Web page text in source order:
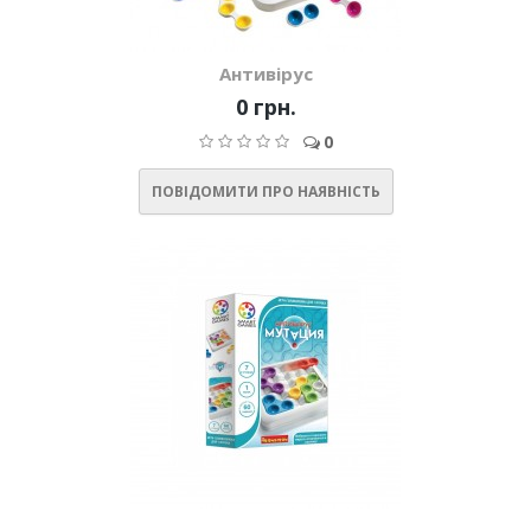
Антивірус
0 грн.
0
ПОВІДОМИТИ ПРО НАЯВНІСТЬ